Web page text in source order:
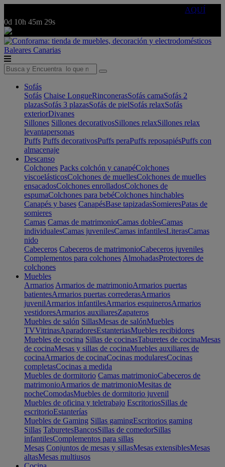
AQUÍ
0d 10h 45m 29s
Baleares Canarias
Sofás
Sofás Chaise LongueRinconerasSofás camaSofás 2
plazasSofás 3 plazasSofás de pielSofás relaxSofás
exteriorDivanes
Sillones Sillones decorativosSillones relaxSillones relax
levantapersonas
Puffs Puffs decorativosPuffs peraPuffs reposapiésPuffs con
almacenaje
Descanso
Colchones Packs colchón y canapéColchones
viscoelásticosColchones de muellesColchones de muelles
ensacadosColchones enrolladosColchones de
espumaColchones para bebéColchones hinchables
Canapés y bases CanapésBase tapizadasSomieresPatas de
somieres
Camas Camas de matrimonioCamas doblesCamas
individualesCamas juvenilesCamas infantilesLiterasCamas
nido
Cabeceros Cabeceros de matrimonioCabeceros juveniles
Complementos para colchones AlmohadasProtectores de
colchones
Muebles
Armarios Armarios de matrimonioArmarios puertas
batientesArmarios puertas correderasArmarios
juvenilArmarios infantilesArmarios esquinerosArmarios
vestidoresArmarios auxiliaresZapateros
Muebles de salón SillasMesas de salónMuebles
TVVitrinasAparadoresEstanteriasMuebles recibidores
Muebles de cocina Sillas de cocinasTaburetes de cocinaMesas
de cocinaMesas y sillas de cocinaMuebles auxiliares de
cocinaArmarios de cocinaCocinas modularesCocinas
completasCocinas a medida
Muebles de dormitorio Camas matrimonioCabeceros de
matrimonioArmarios de matrimonioMesitas de
nocheComodasMuebles de dormitorio juvenil
Muebles de oficina y teletrabajo EscritoriosSillas de
escritorioEstanterías
Muebles de Gaming Sillas gamingEscritorios gaming
Sillas TaburetesBancosSillas de comedorSillas
infantilesComplementos para sillas
Mesas Conjuntos de mesas y sillasMesas extensiblesMesas
altasMesas multiusos